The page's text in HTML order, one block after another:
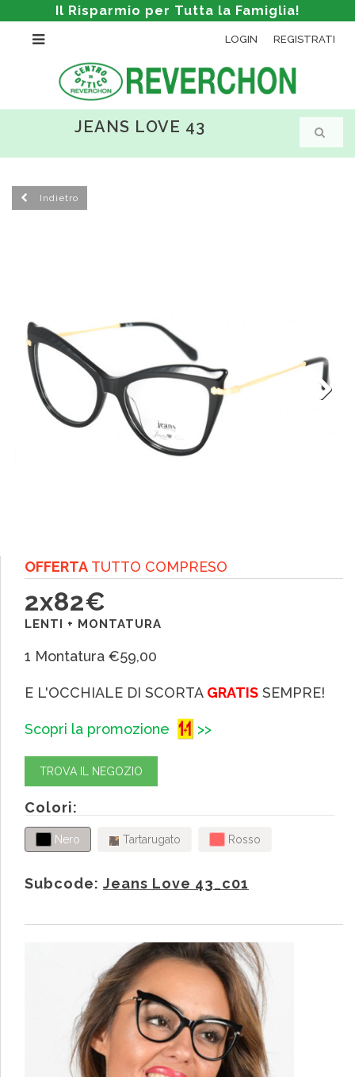
Il Risparmio per Tutta la Famiglia!
LOGIN REGISTRATI
JEANS LOVE 43
Indietro
OFFERTA TUTTO COMPRESO
2x82€
LENTI + MONTATURA
1 Montatura €59,00
E L'OCCHIALE DI SCORTA GRATIS SEMPRE!
Scopri la promozione >>
TROVA IL NEGOZIO
Colori:
Nero Tartarugato Rosso
Subcode: Jeans Love 43_c01